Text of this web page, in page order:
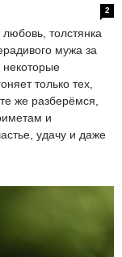
2
толстянка
мужа за
некоторые
только тех,
же разберёмся,
и
удачу и даже